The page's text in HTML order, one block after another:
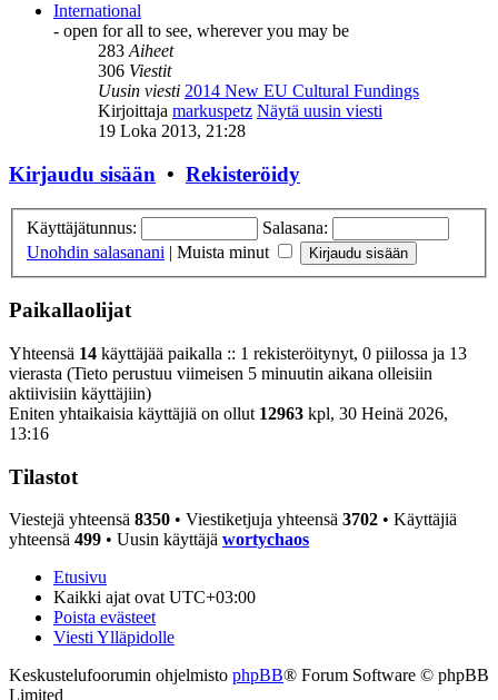
International
- open for all to see, wherever you may be
283Aiheet
306 Viestit
Uusin viesti 2014 New EU Cultural Fundings
Kirjoittaja markuspetz Näytä uusin viesti
19 Loka 2013, 21:28
Kirjaudu sisään • Rekisteröidy
Käyttäjätunnus:
Salasana:
Unohdin salasanani | Muista minut
Paikallaolijat
Yhteensä 14 käyttäjää paikalla :: 1 rekisteröitynyt, 0 piilossa ja 13
vierasta (Tieto perustuu viimeisen 5 minuutin aikana olleisiin
aktiivisiin käyttäjiin)
Eniten yhtaikaisia käyttäjiä on ollut 12963 kpl, 30 Heinä 2026,
13:16
Tilastot
Viestejä yhteensä 8350 • Viestiketjuja yhteensä 3702 • Käyttäjiä
yhteensä 499 • Uusin käyttäjä wortychaos
Etusivu
Kaikki ajat ovat UTC+03:00
Poista evästeet
Viesti Ylläpidolle
Keskustelufoorumin ohjelmisto phpBB® Forum Software © phpBB
Limited